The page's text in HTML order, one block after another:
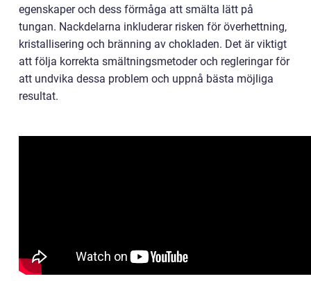
egenskaper och dess förmåga att smälta lätt på
tungan. Nackdelarna inkluderar risken för överhettning,
kristallisering och bränning av chokladen. Det är viktigt
att följa korrekta smältningsmetoder och regleringar för
att undvika dessa problem och uppnå bästa möjliga
resultat.